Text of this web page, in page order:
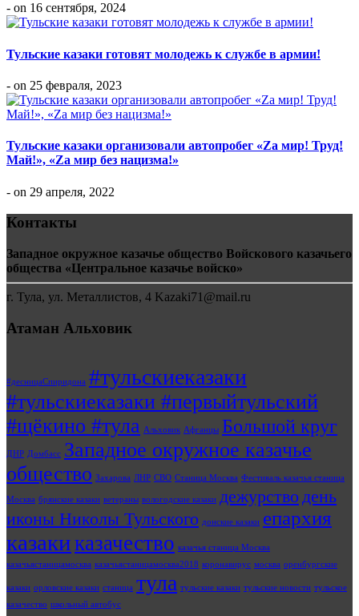
- on 16 сентября, 2024
Тульские казаки готовят молодежь к службе в армии!
- on 25 февраля, 2023
Тульские казаки организовали автопробег «Za мир! Труд!
Май!», «Zа мир без нацизма!»
- on 29 апреля, 2022
Контакты
Западное окружное казачье общество Войскового казачьего
общества «Центральное казачье войско»
г. Тула, ул. Металлистов, 4 Kazaki71@mail.ru
Атаман Альховик
#десницаСпиридона #тульскиеказаки
#тульскиеказаки #первыйтульский
#щёкино #тула Альховик Афганцы Большой круг
ДНР Домбасс Западное окружное казачье
общество Захарова ЛНР СВО Станица Москва Фестиваль казачья станица
Москва брянские казаки ветераны вологодские казаки дежурство день
иконы Николы Тульского донские казаки епархия
казакиказачество казачья станица Москва
казачьястаницамосква казачьястаницамосква2018 коронавирус москва оренбургские
казаки орловские казаки станица тула тульские казаки тульские новости тульское
казачество школьный автобус